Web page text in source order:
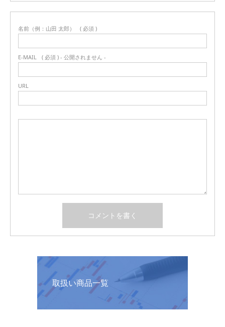
名前（例：山田 太郎） ( 必須 )
E-MAIL ( 必須 ) - 公開されません -
URL
取扱い商品一覧